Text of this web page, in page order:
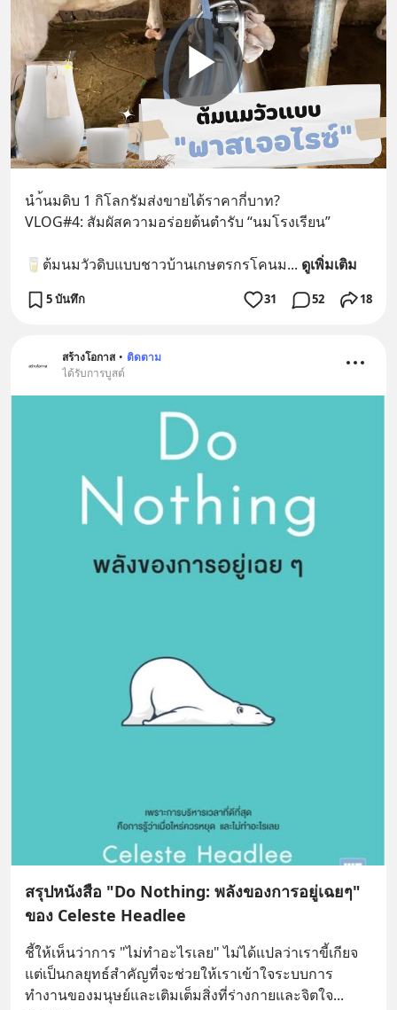
นำ้นมดิบ 1 กิโลกรัมส่งขายได้ราคากี่บาท?
VLOG#4: สัมผัสความอร่อยต้นตำรับ “นมโรงเรียน”
🥛ต้มนมวัวดิบแบบชาวบ้านเกษตรกรโคนม... ดูเพิ่มเติม
5 บันทึก 31 52 18
สร้างโอกาส • ติดตาม
ได้รับการบูสต์
สรุปหนังสือ "Do Nothing: พลังของการอยู่เฉยๆ"
ของ Celeste Headlee
ชี้ให้เห็นว่าการ "ไม่ทำอะไรเลย" ไม่ได้แปลว่าเราขี้เกียจ
แต่เป็นกลยุทธ์สำคัญที่จะช่วยให้เราเข้าใจระบบการ
ทำงานของมนุษย์และเติมเต็มสิ่งที่ร่างกายและจิตใจ